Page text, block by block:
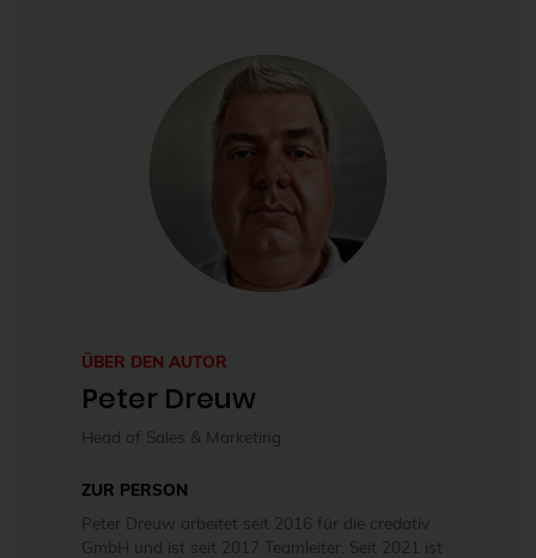
ÜBER DEN AUTOR
Peter Dreuw
Head of Sales & Marketing
ZUR PERSON
Peter Dreuw arbeitet seit 2016 für die credativ
GmbH und ist seit 2017 Teamleiter. Seit 2021 ist